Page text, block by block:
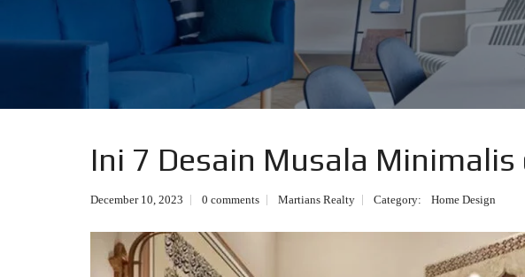
E
Y
M
E
C
A
L
Ini 7 Desain Musala
December 10, 2023 0 comments Martians Realty Category: Home Design